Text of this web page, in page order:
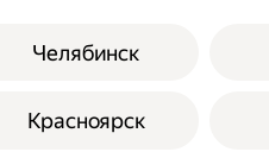
Челябинск
Красноярск